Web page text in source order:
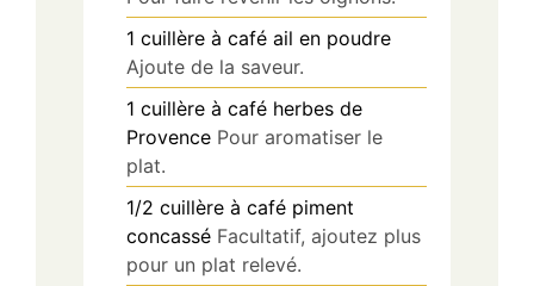
1 cuillère à café ail en poudre
Ajoute de la saveur.
1 cuillère à café herbes de
Provence Pour aromatiser le
plat.
1/2 cuillère à café piment
concassé Facultatif, ajoutez plus
pour un plat relevé.